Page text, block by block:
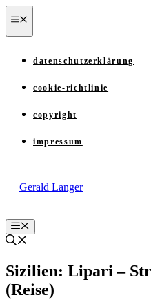
Zum
Inhalt
springen
datenschutzerklärung
cookie-richtlinie
copyright
impressum
Gerald Langer
Menü
Sizilien: Lipari –
(Reise)